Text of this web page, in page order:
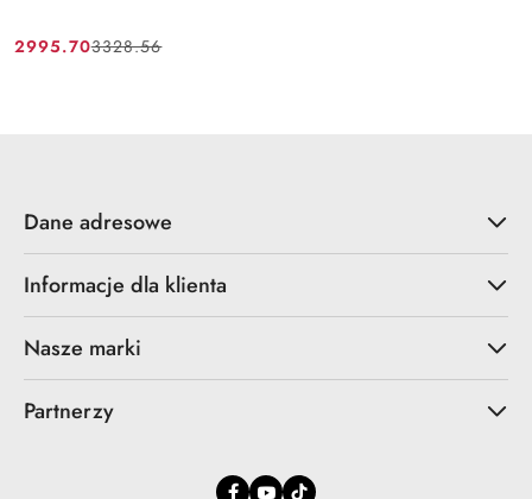
Cena
2995.70
Cena
3328.56
Dane adresowe
Informacje dla klienta
Nasze marki
Partnerzy